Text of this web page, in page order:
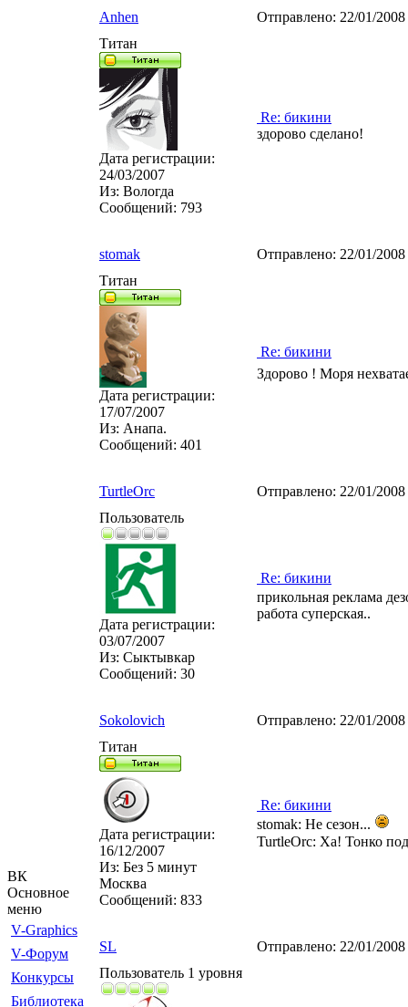
ВК
Основное
меню
V-Graphics
V-Форум
Конкурсы
Библиотека
Anhen Отправлено: 22/01/
Титан
Дата регистрации:
24/03/2007
Из: Вологда
Сообщений: 793
Re: бикини
здорово сделано!
stomak Отправлено: 22/01/
Титан
Дата регистрации:
17/07/2007
Из: Анапа.
Сообщений: 401
Re: бикини
Здорово ! Моря
TurtleOrc Отправлено: 22/01/
Пользователь
Дата регистрации:
03/07/2007
Из: Сыктывкар
Сообщений: 30
Re: бикини
прикольная реклама
работа суперская..
Sokolovich Отправлено: 22/01/
Титан
Дата регистрации:
16/12/2007
Из: Без 5 минут
Москва
Сообщений: 833
Re: бикини
stomak: Не сезон...
TurtleOrc: Ха! Тонко
SL Отправлено: 22/01/
Пользователь 1 уровня